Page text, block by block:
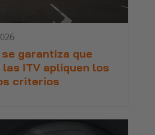
se garantiza que
ITV apliquen los
criterios